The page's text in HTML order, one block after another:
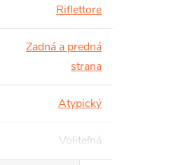
Riflettore
Zadná a predná
strana
Atypický
Voliteľná